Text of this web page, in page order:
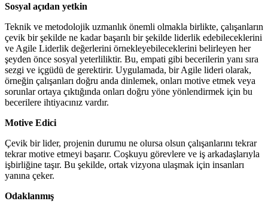
Sosyal açıdan yetkin
Teknik ve metodolojik uzmanlık önemli olmakla birlikte, çalışanların
çevik bir şekilde ne kadar başarılı bir şekilde liderlik edebileceklerini
ve Agile Liderlik değerlerini örnekleyebileceklerini belirleyen her
şeyden önce sosyal yeterliliktir. Bu, empati gibi becerilerin yanı sıra
sezgi ve içgüdü de gerektirir. Uygulamada, bir Agile lideri olarak,
örneğin çalışanları doğru anda dinlemek, onları motive etmek veya
sorunlar ortaya çıktığında onları doğru yöne yönlendirmek için bu
becerilere ihtiyacınız vardır.
Motive Edici
Çevik bir lider, projenin durumu ne olursa olsun çalışanlarını tekrar
tekrar motive etmeyi başarır. Coşkuyu görevlere ve iş arkadaşlarıyla
işbirliğine taşır. Bu şekilde, ortak vizyona ulaşmak için insanları
yanına çeker.
Odaklanmış